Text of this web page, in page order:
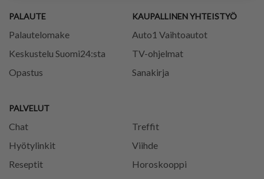
PALAUTE
Palautelomake
Keskustelu Suomi24:sta
Opastus
PALVELUT
Chat
Treffit
Hyötylinkit
Viihde
Reseptit
Horoskooppi
KAUPALLINEN YHTEISTYÖ
Auto1 Vaihtoautot
TV-ohjelmat
Sanakirja